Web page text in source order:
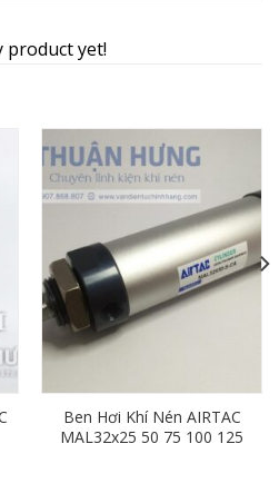
product yet!
Ben Hơi Khí Nén AIRTAC
MAL32x25 50 75 100 125